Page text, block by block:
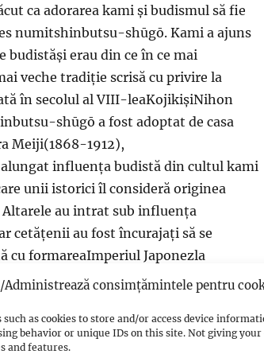
Administrează consimțămintele pentru
as cookies to store and/or access device
behavior or unique IDs on this site. Not giving
and features.
ca adorarea kami și budismul să fie
numitshinbutsu-shūgō. Kami a ajuns
budistăși erau din ce în ce mai
veche tradiție scrisă cu privire la
în secolul al VIII-leaKojikișiNihon
shūgō a fost adoptat de casa
Meiji(1868-1912),
influența budistă din cultul kami
unii istorici îl consideră originea
au intrat sub influența
cetățenii au fost încurajați să se
cu formareaImperiul Japonezla
a fost exportat în alte zone din Asia
unde există aproximativ 100.000